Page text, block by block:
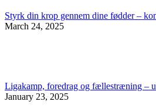
Styrk din krop gennem dine fødder –
March 24, 2025
Ligakamp, foredrag og fællestræning –
January 23, 2025